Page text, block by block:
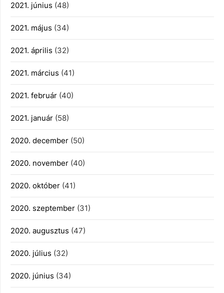
2021. június (48)
2021. május (34)
2021. április (32)
2021. március (41)
2021. február (40)
2021. január (58)
2020. december (50)
2020. november (40)
2020. október (41)
2020. szeptember (31)
2020. augusztus (47)
2020. július (32)
2020. június (34)